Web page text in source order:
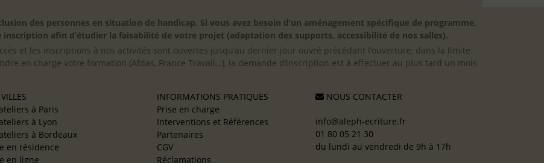
des personnes en situation de handicap. Si vous avez besoin d’un aménagement spécifique de programme,
afin d’étudier la faisabilité de votre projet (adaptation des supports, accessibilité de nos salles).
et les inscriptions à nos activités sont ouvertes jusqu’au dernier jour ouvré précédant l’ouverture, dans la limite
en charge votre formation (Afdas, France Travail…), la demande d’inscription est à effectuer au plus tard un mois
à Paris
à Lyon
à Bordeaux
en résidence
en ligne
INFORMATIONS PRATIQUES
Prise en charge
Interventions et Références
Partenaires
CGV
Réclamations
NOUS CONTACTER
info@aleph-ecriture.fr
01 80 05 21 30
du lundi au vendredi de 9h à 17h